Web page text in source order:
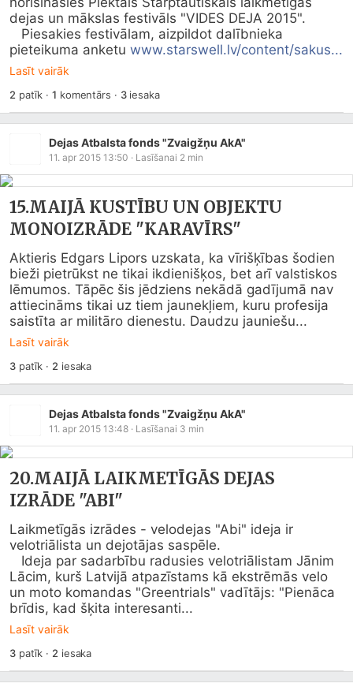
dejas un mākslas festivāls "VIDES DEJA 2015".
pieteikuma anketu www.starswell.lv/content/sakus...
Lasīt vairāk
2 patīk ·1 komentārs · 3iesaka
Dejas Atbalsta fonds "Zvaigžņu AkA"
11. apr 2015 13:50 · Lasīšanai 2 min
15.MAIJĀ KUSTĪBU UN OBJEKTU
MONOIZRĀDE "KARAVĪRS"
Aktieris Edgars Lipors uzskata, ka vīrišķības šodien
bieži pietrūkst ne tikai ikdienišķos, bet arī valstiskos
lēmumos. Tāpēc šis jēdziens nekādā gadījumā nav
attiecināms tikai uz tiem jaunekļiem, kuru profesija
saistīta ar militāro dienestu. Daudzu jauniešu...
Lasīt vairāk
3patīk · 2 iesaka
Dejas Atbalsta fonds "Zvaigžņu AkA"
11. apr 2015 13:48 · Lasīšanai 3 min
20.MAIJĀ LAIKMETĪGĀS DEJAS
IZRĀDE "ABI"
Laikmetīgās izrādes - velodejas "Abi" ideja ir
velotriālista un dejotājas saspēle.
Lācim, kurš Latvijā atpazīstams kā ekstrēmās velo
un moto komandas "Greentrials" vadītājs: "Pienāca
brīdis, kad šķita interesanti...
Lasīt vairāk
3patīk · 2 iesaka